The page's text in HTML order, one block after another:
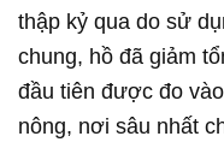
thập kỷ qua do sử
chung, hồ đã giảm
đầu tiên được đo
nông, nơi sâu nhất